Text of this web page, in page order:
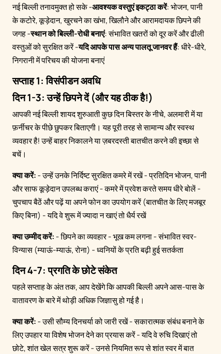
नई बिल्ली तनावमुक्त हो सके -आवश्यक वस्तुएं इकट्ठा करें: भोजन, पानी
के कटोरे, कूड़ेदान, खुरचने का खंभा, खिलौने और आरामदायक छिपने की
जगह -स्थान को बिल्ली-रोधी बनाएं: संभावित खतरों को दूर करें और ढीली
वस्तुओं को सुरक्षित करें -यदि आपके पास अन्य पालतू जानवर हैं: धीरे-धीरे,
निगरानी में परिचय की योजना बनाएं
सप्ताह 1: विसंपीडन अवधि
दिन 1-3: उन्हें छिपने दें (और यह ठीक है!)
आपकी नई बिल्ली शायद शुरुआती कुछ दिन बिस्तर के नीचे, अलमारी में या
फ़र्नीचर के पीछे छुपकर बिताएगी। यह पूरी तरह से सामान्य और स्वस्थ
व्यवहार है! उन्हें बाहर निकालने या ज़बरदस्ती बातचीत करने की इच्छा से
बचें।
क्या करें: - उन्हें उनके निर्दिष्ट सुरक्षित कमरे में रखें - प्रतिदिन भोजन, पानी
और साफ कूड़ेदान उपलब्ध कराएं - कमरे में प्रवेश करते समय धीरे बोलें -
चुपचाप बैठें और पढ़ें या अपने फोन का उपयोग करें (बातचीत के लिए मजबूर
किए बिना) - यदि वे शुरू में ज्यादा न खाएं तो धैर्य रखें
क्या उम्मीद करें: - छिपने का व्यवहार - भूख कम लगना - संभावित स्वर-
विन्यास (म्याऊं-म्याऊं, रोना) - ध्वनियों के प्रति बढ़ी हुई सतर्कता
दिन 4-7: प्रगति के छोटे संकेत
पहले सप्ताह के अंत तक, आप देखेंगे कि आपकी बिल्ली अपने आस-पास के
वातावरण के बारे में थोड़ी अधिक जिज्ञासु हो गई है।
क्या करें: - उसी सौम्य दिनचर्या को जारी रखें - सकारात्मक संबंध बनाने के
लिए उपहार या विशेष भोजन देने का प्रयास करें - यदि वे रुचि दिखाएं तो
छोटे, शांत खेल सत्र शुरू करें - उनसे नियमित रूप से शांत स्वर में बात